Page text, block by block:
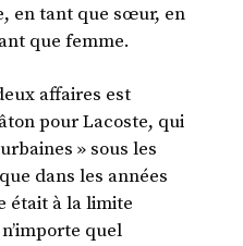
en tant que sœur, en
que femme.
affaires est
pour Lacoste, qui
» sous les
dans les années
était à la limite
quel